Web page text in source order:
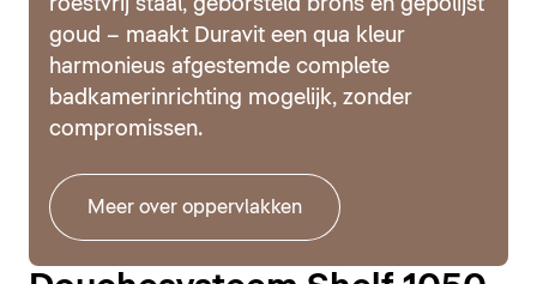
roestvrij staal, geborsteld brons en gepolijst
goud – maakt Duravit een qua kleur
harmonieus afgestemde complete
badkamerinrichting mogelijk, zonder
compromissen.
Meer over oppervlakken